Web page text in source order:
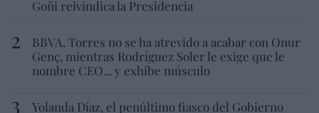
Goñi reivindica la Presidencia
BBVA. Torres no se ha atrevido a acabar con Onur
Genç, mientras Rodríguez Soler le exige que le
nombre CEO... y exhibe músculo
Yolanda Díaz, el penúltimo fiasco del Gobierno